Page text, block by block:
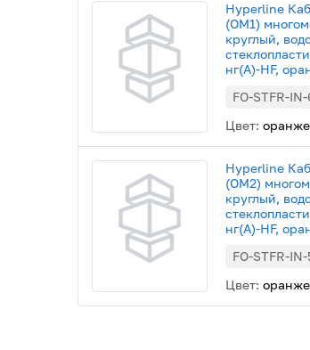
Hyperline
(OM1)
круглый,
нг(А)-HF,
FO-STFR-
Цвет:
Hyperline
(OM2)
круглый,
нг(А)-HF,
FO-STFR-
Цвет: